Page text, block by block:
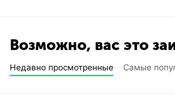
Возможно, вас это
Недавно просмотренные Самые